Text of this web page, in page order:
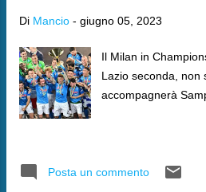
Di Mancio - giugno 05, 2023
Il Milan in
Lazio seconda, non
accompagnerà
Posta un commento